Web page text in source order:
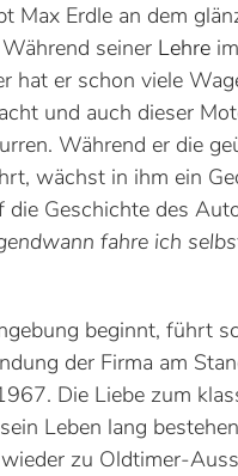
Max Erdle an dem
seiner Lehre im
hat er schon viele
und auch dieser
Während er die
wächst in ihm ein
die Geschichte des
fahre ich
beginnt, führt
der Firma am
Die Liebe zum
Leben lang
zu Oldtimer-